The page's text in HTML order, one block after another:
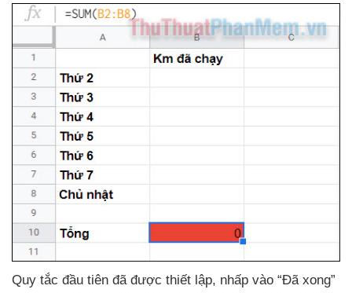
Quy tắc đầu tiên đã được thiết lập, nhấp vào “Đã xong”